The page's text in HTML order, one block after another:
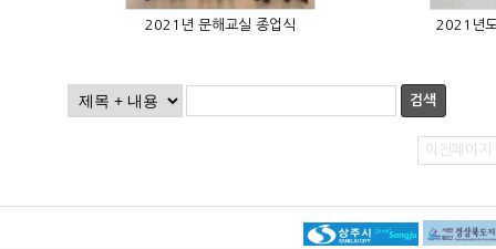
2021년 문해교실 종업식
검색
이전페이지